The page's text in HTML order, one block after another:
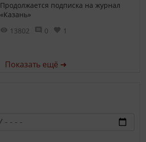
Продолжается подписка на журнал
«Казань»
13802
0 1
Показать ещё ➜